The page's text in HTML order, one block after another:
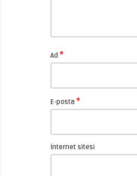
Ad *
E-posta *
İnternet sitesi